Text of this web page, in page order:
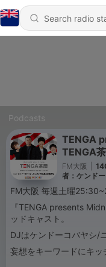
Podcasts
TENGA
TENGA
FM大阪
者：ケンド
FM大阪 毎週土曜
『TENGA presents
ッドキャスト。
DJはケンドーコバヤシ/
妄想をキーワードにキッ